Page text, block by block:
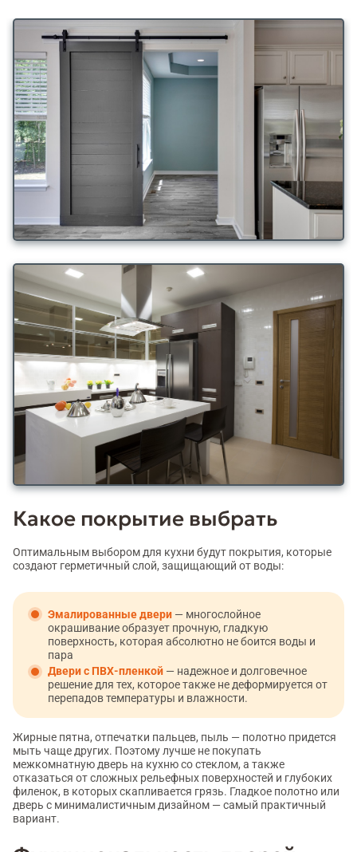
Какое покрытие выбрать
Оптимальным выбором для кухни будут покрытия, которые
создают герметичный слой, защищающий от воды:
Эмалированные двери — многослойное
окрашивание образует прочную, гладкую
поверхность, которая абсолютно не боится воды и
пара
Двери с ПВХ-пленкой — надежное и долговечное
решение для тех, которое также не деформируется от
перепадов температуры и влажности.
Жирные пятна, отпечатки пальцев, пыль — полотно придется
мыть чаще других. Поэтому лучше не покупать
межкомнатную дверь на кухню со стеклом, а также
отказаться от сложных рельефных поверхностей и глубоких
филенок, в которых скапливается грязь. Гладкое полотно или
дверь с минималистичным дизайном — самый практичный
вариант.